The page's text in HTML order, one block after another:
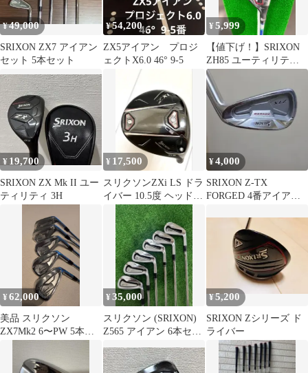
¥49,000
SRIXON ZX7 アイアン
セット 5本セット
¥54,200
ZX5アイアン プロジ
ェクトX6.0 46° 9-5
¥5,999
【値下げ！】SRIXON
ZH85 ユーティリティ
4U 22° ※HC付
¥ 19,700
SRIXON ZX Mk II ユー
ティリティ 3H
¥ 17,500
スリクソンZXi LS ドラ
イバー 10.5度 ヘッド単
体 右用
¥4,000
SRIXON Z-TX
FORGED 4番アイアン
¥62,000
美品 スリクソン
ZX7Mk2 6〜PW 5本
¥35,000
スリクソン (SRIXON)
Z565 アイアン 6本セッ
¥5,200
SRIXON Zシリーズ ド
ライバー